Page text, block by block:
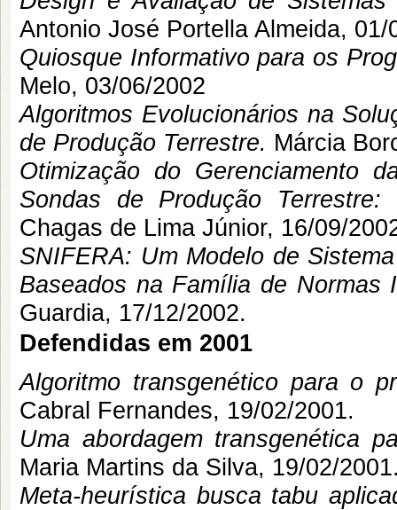
Antonio José Portella Almeida, 01/
Quiosque Informativo para os
Melo, 03/06/2002
Algoritmos Evolucionários na
de Produção Terrestre. Márcia
Otimização do Gerenciamento
Sondas de Produção Terrestre:
Chagas de Lima Júnior, 16/09/
SNIFERA: Um Modelo de
Baseados na Família de Normas
Guardia, 17/12/2002.
Defendidas em 2001
Algoritmo transgenético para o
Cabral Fernandes, 19/02/2001.
Uma abordagem transgenética
Maria Martins da Silva, 19/02/
Meta-heurística busca tabu